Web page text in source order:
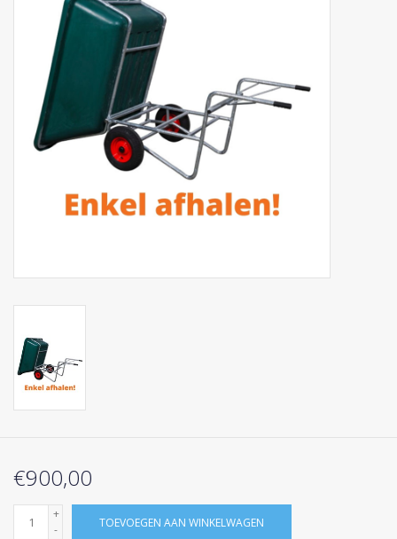
Phytovet
Kruiwagens
Sale
€900,00
+
-
TOEVOEGEN AAN WINKELWAGEN